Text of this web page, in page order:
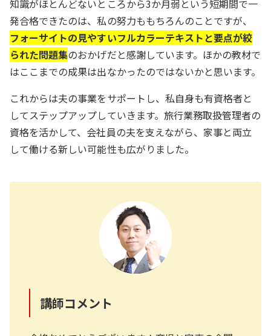
知識がほとんどないところから3か月弱という短期間で一
発合格できたのは、私の努力ももちろんのことですが、
フォーサイトの見やすいフルカラーテキストと要点が絞
られた問題集のおかげだと感謝しています。ほかの教材で
はここまでの成果は出なかったのではないかと思います。
これからは夫の事業をサポートし、私自身も有資格者と
してステップアップしていきます。旅行業務取扱管理者の
資格を活かして、会社員の夫を支えながら、家事と両立
して働ける新しい可能性も広がりました。
講師コメント